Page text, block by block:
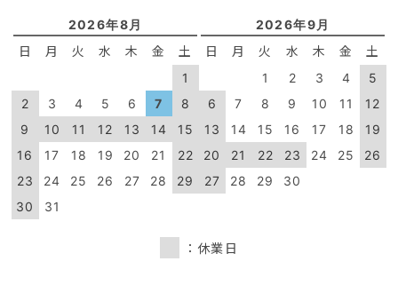
2026年8月
日 月 火 水 木 金 土
1
2
3 4 5 6 7
8
9
10 11 12 13 14
15
16
17 18 19 20 21
22
23
24 25 26 27 28
29
30
31
2026年9月
日 月 火 水 木 金 土
1 2 3 4
5
6
7 8 9 10 11
12
13
14 15 16 17 18
19
20
21 22 23 24 25
26
27
28 29 30
：休業日